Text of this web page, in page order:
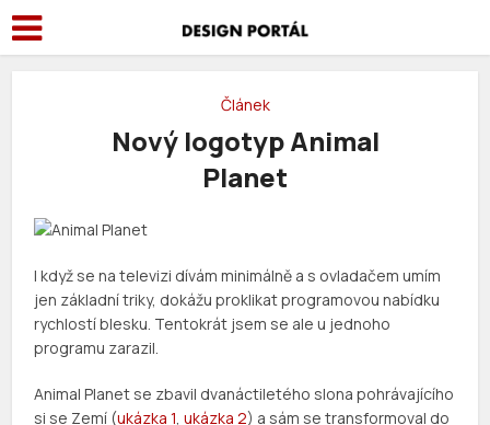
Článek
Nový logotyp Animal
Planet
I když se na televizi dívám minimálně a s ovladačem umím
jen základní triky, dokážu proklikat programovou nabídku
rychlostí blesku. Tentokrát jsem se ale u jednoho
programu zarazil.
Animal Planet se zbavil dvanáctiletého slona pohrávajícího
si se Zemí (ukázka 1,ukázka 2) a sám se transformoval do